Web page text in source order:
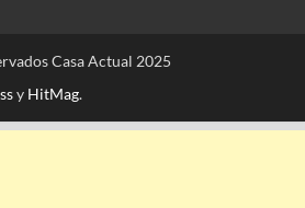
Casa Actual 2025
y HitMag.